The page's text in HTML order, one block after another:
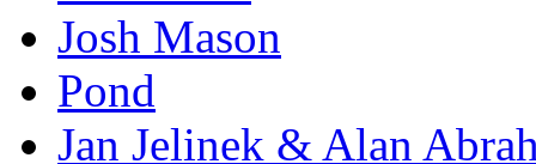
Josh Mason
Pond
Jan Jelinek & Alan